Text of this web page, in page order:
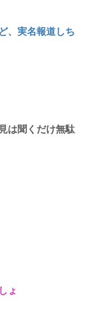
、実名報道しち
は聞くだけ無駄
ょ